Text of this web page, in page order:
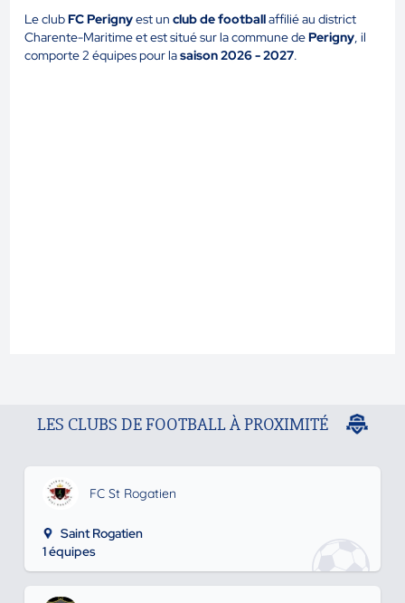
Le clubFC Perignyest unclub de footballaffilié au district
Charente-Maritime et est situé sur la commune dePerigny, il
comporte 2 équipes pour lasaison 2026 - 2027.
LES CLUBS DE FOOTBALL À PROXIMITÉ
FC St Rogatien
Saint Rogatien
1 équipes